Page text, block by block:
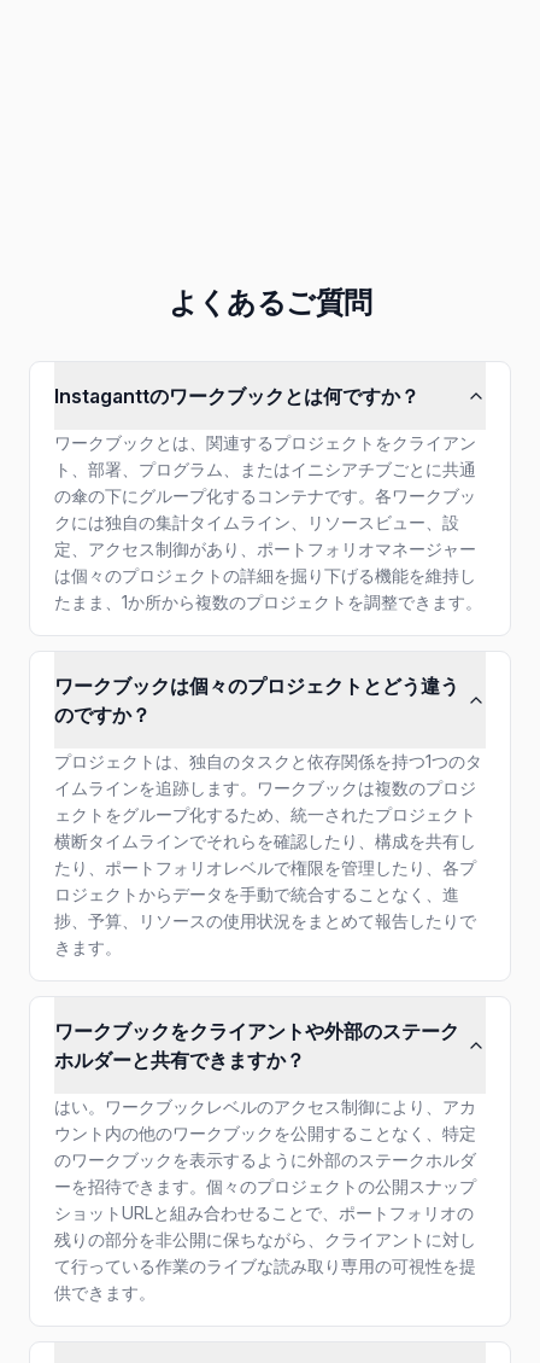
よくあるご質問
Instaganttのワークブックとは何ですか？
ワークブックとは、関連するプロジェクトをクライアン
ト、部署、プログラム、またはイニシアチブごとに共通
の傘の下にグループ化するコンテナです。各ワークブッ
クには独自の集計タイムライン、リソースビュー、設
定、アクセス制御があり、ポートフォリオマネージャー
は個々のプロジェクトの詳細を掘り下げる機能を維持し
たまま、1か所から複数のプロジェクトを調整できます。
ワークブックは個々のプロジェクトとどう違う
のですか？
プロジェクトは、独自のタスクと依存関係を持つ1つのタ
イムラインを追跡します。ワークブックは複数のプロジ
ェクトをグループ化するため、統一されたプロジェクト
横断タイムラインでそれらを確認したり、構成を共有し
たり、ポートフォリオレベルで権限を管理したり、各プ
ロジェクトからデータを手動で統合することなく、進
捗、予算、リソースの使用状況をまとめて報告したりで
きます。
ワークブックをクライアントや外部のステーク
ホルダーと共有できますか？
はい。ワークブックレベルのアクセス制御により、アカ
ウント内の他のワークブックを公開することなく、特定
のワークブックを表示するように外部のステークホルダ
ーを招待できます。個々のプロジェクトの公開スナップ
ショットURLと組み合わせることで、ポートフォリオの
残りの部分を非公開に保ちながら、クライアントに対し
て行っている作業のライブな読み取り専用の可視性を提
供できます。